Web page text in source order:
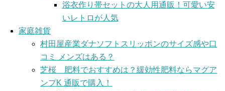
浴衣作り帯セットの大人用通販！可愛い安
いレトロが人気
家庭雑貨
村田屋産業ダナソフトスリッポンのサイズ感や口
コミ メンズはある？
芝桜 肥料でおすすめは？緩効性肥料ならマグア
ンプK 通販で購入！